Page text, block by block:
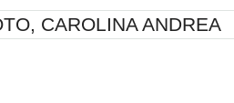
CAROLINA ANDREA